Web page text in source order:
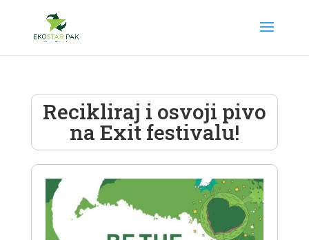
Recikliraj i osvoji pivo
na Exit festivalu!